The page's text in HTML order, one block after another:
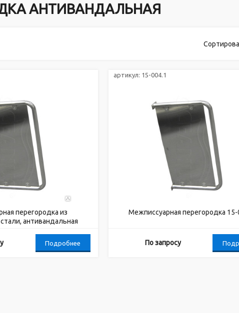
АНТИВАНДАЛЬНАЯ
перегородка из
антивандальная
Подробнее
артикул: 15-004.1
Межписсуарная перегородка 15-
По запросу